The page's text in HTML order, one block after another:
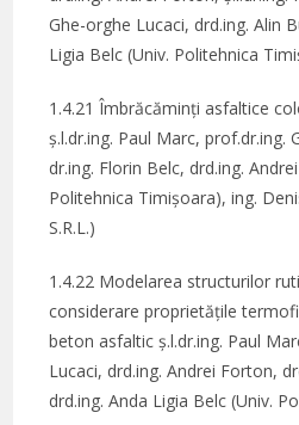
Ghe-orghe Lucaci, drd.ing. Alin
Ligia Belc (Univ. Politehnica
1.4.21 Îmbrăcăminți asfaltice
ș.l.dr.ing. Paul Marc, prof.dr.ing.
dr.ing. Florin Belc, drd.ing.
Politehnica Timișoara), ing.
S.R.L.)
1.4.22 Modelarea structurilor
considerare proprietățile
beton asfaltic ș.l.dr.ing. Paul
Lucaci, drd.ing. Andrei Forton,
drd.ing. Anda Ligia Belc (Univ.